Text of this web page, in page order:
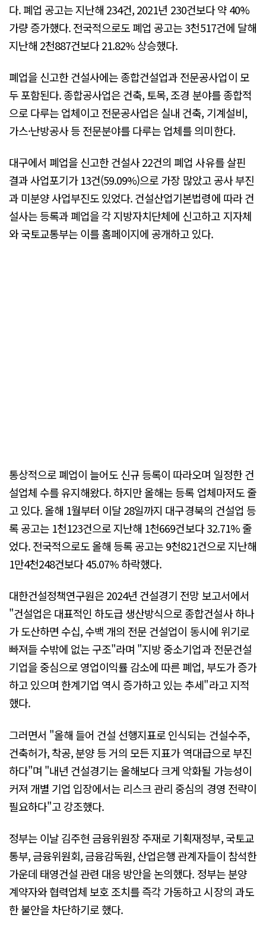
다. 폐업 공고는 지난해 234건, 2021년 230건보다 약 40%
가량 증가했다. 전국적으로도 폐업 공고는 3천517건에 달해
지난해 2천887건보다 21.82% 상승했다.
폐업을 신고한 건설사에는 종합건설업과 전문공사업이 모
두 포함된다. 종합공사업은 건축, 토목, 조경 분야를 종합적
으로 다루는 업체이고 전문공사업은 실내 건축, 기계설비,
가스·난방공사 등 전문분야를 다루는 업체를 의미한다.
대구에서 폐업을 신고한 건설사 22건의 폐업 사유를 살핀
결과 사업포기가 13건(59.09%)으로 가장 많았고 공사 부진
과 미분양 사업부진도 있었다. 건설산업기본법령에 따라 건
설사는 등록과 폐업을 각 지방자치단체에 신고하고 지자체
와 국토교통부는 이를 홈페이지에 공개하고 있다.
통상적으로 폐업이 늘어도 신규 등록이 따라오며 일정한 건
설업체 수를 유지해왔다. 하지만 올해는 등록 업체마저도 줄
고 있다. 올해 1월부터 이달 28일까지 대구경북의 건설업 등
록 공고는 1천123건으로 지난해 1천669건보다 32.71% 줄
었다. 전국적으로도 올해 등록 공고는 9천821건으로 지난해
1만4천248건보다 45.07% 하락했다.
대한건설정책연구원은 2024년 건설경기 전망 보고서에서
"건설업은 대표적인 하도급 생산방식으로 종합건설사 하나
가 도산하면 수십, 수백 개의 전문 건설업이 동시에 위기로
빠져들 수밖에 없는 구조"라며 "지방 중소기업과 전문건설
기업을 중심으로 영업이익률 감소에 따른 폐업, 부도가 증가
하고 있으며 한계기업 역시 증가하고 있는 추세"라고 지적
했다.
그러면서 "올해 들어 건설 선행지표로 인식되는 건설수주,
건축허가, 착공, 분양 등 거의 모든 지표가 역대급으로 부진
하다"며 "내년 건설경기는 올해보다 크게 악화될 가능성이
커져 개별 기업 입장에서는 리스크 관리 중심의 경영 전략이
필요하다"고 강조했다.
정부는 이날 김주현 금융위원장 주재로 기획재정부, 국토교
통부, 금융위원회, 금융감독원, 산업은행 관계자들이 참석한
가운데 태영건설 관련 대응 방안을 논의했다. 정부는 분양
계약자와 협력업체 보호 조치를 즉각 가동하고 시장의 과도
한 불안을 차단하기로 했다.